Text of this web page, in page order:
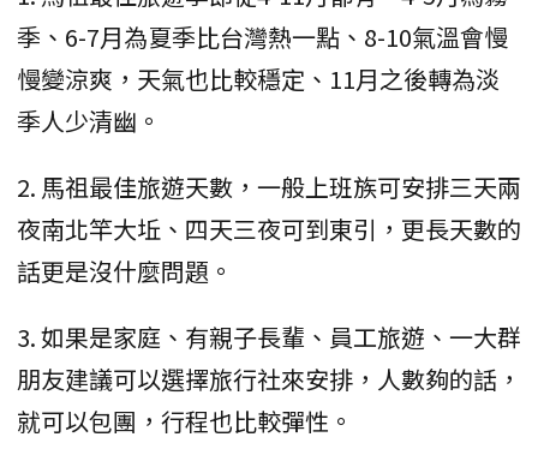
季、6-7月為夏季比台灣熱一點、8-10氣溫會慢
慢變涼爽，天氣也比較穩定、11月之後轉為淡
季人少清幽。
2. 馬祖最佳旅遊天數，一般上班族可安排三天兩
夜南北竿大坵、四天三夜可到東引，更長天數的
話更是沒什麼問題。
3. 如果是家庭、有親子長輩、員工旅遊、一大群
朋友建議可以選擇旅行社來安排，人數夠的話，
就可以包團，行程也比較彈性。